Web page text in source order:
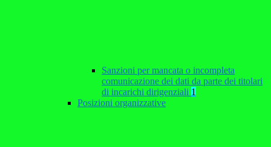
Sanzioni per mancata o incompleta
comunicazione dei dati da parte dei titolari
di incarichi dirigenziali 1
Posizioni organizzative